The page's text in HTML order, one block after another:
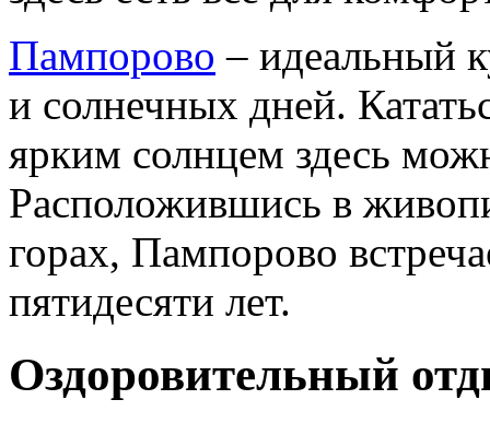
Пампорово – идеальный
и солнечных дней.
ярким солнцем здесь
Расположившись в
горах, Пампорово
пятидесяти лет.
Оздоровительный